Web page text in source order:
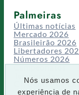
Nós usamos
experiência de
Palmeiras
Últimas notícias
Mercado 2026
Brasileirão 2026
Libertadores
Números 2026
Campeonatos
CT/Centro de